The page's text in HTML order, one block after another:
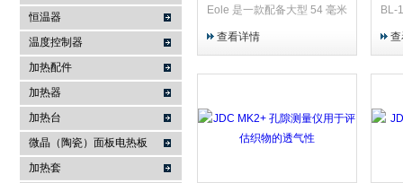
恒温器
温度控制器
加热配件
加热器
加热台
微晶（陶瓷）面板电热板
加热套
Eole 是一款配备大型 54 毫米
向如何都能准确测量风力强
查看详情
BL-